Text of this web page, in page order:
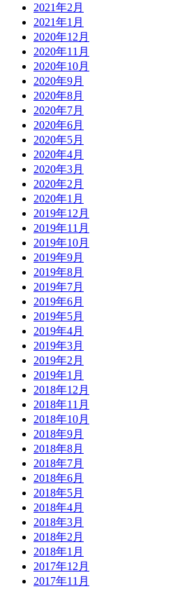
2021年2月
2021年1月
2020年12月
2020年11月
2020年10月
2020年9月
2020年8月
2020年7月
2020年6月
2020年5月
2020年4月
2020年3月
2020年2月
2020年1月
2019年12月
2019年11月
2019年10月
2019年9月
2019年8月
2019年7月
2019年6月
2019年5月
2019年4月
2019年3月
2019年2月
2019年1月
2018年12月
2018年11月
2018年10月
2018年9月
2018年8月
2018年7月
2018年6月
2018年5月
2018年4月
2018年3月
2018年2月
2018年1月
2017年12月
2017年11月